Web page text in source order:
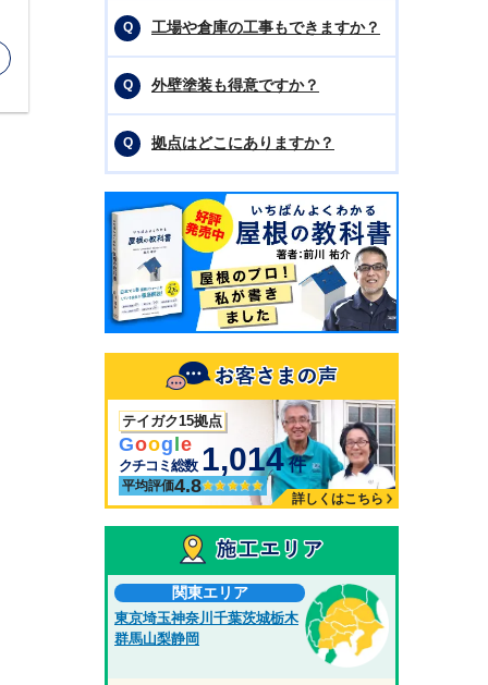
工場や倉庫の工事もできますか？
外壁塗装も得意ですか？
拠点はどこにありますか？
テイガク15拠点
Goog le
クチコミ総数 1,014 件
平均評価4.8
詳しくはこちら
関東エリア
東京埼玉神奈川 千葉茨城栃木
群馬山梨静岡